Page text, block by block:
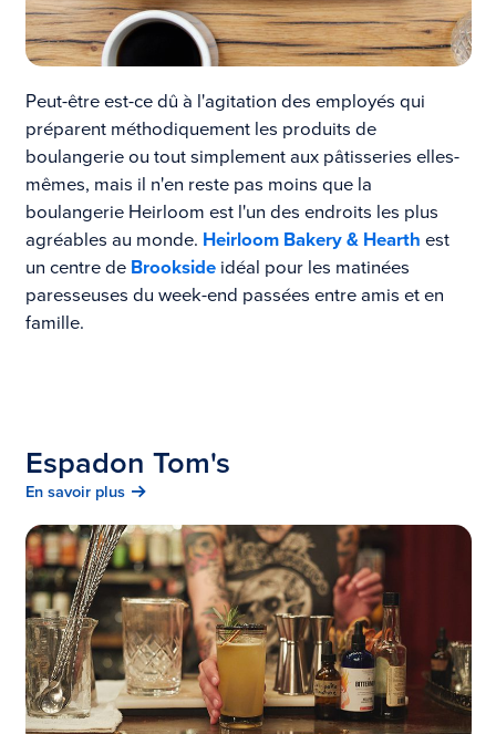
Peut-être est-ce dû à l'agitation des employés qui
préparent méthodiquement les produits de
boulangerie ou tout simplement aux pâtisseries elles-
mêmes, mais il n'en reste pas moins que la
boulangerie Heirloom est l'un des endroits les plus
agréables au monde. Heirloom Bakery & Hearth est
un centre de Brooksideidéal pour les matinées
paresseuses du week-end passées entre amis et en
famille.
Espadon Tom's
En savoir plus